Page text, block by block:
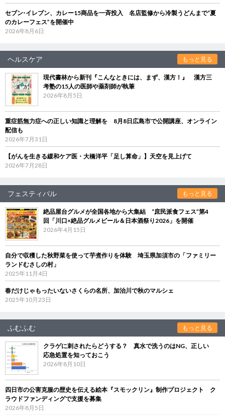
セブン‐イレブン、カレー15商品を一斉投入 名店監修から冷製うどんまで“夏
のカレーフェス”を開催中
2026年8月6日
ヘルスケア もっと見る
現代書林から新刊『こんなときには、まず、漢方！』 漢方三
考塾の15人の医師や薬剤師が執筆
2026年8月5日
重症筋無力症への正しい知識と理解を 8月8日広島市で公開講座、オンライン
配信も
2026年7月31日
【がんを生きる緩和ケア医・大橋洋平「足し算命」】天空を見上げて
2026年7月28日
フェスティバル もっと見る
絶品屋台グルメが全国各地から大集結 “庶民派食フェス”第4
回「川口×絶品グルメビール＆日本酒祭り2026」を開催
2026年4月15日
自分で収穫した秋野菜を使って芋煮作りを体験 埼玉県加須市の「ファミリー
ランドむさしの村」
2025年11月4日
春だけじゃもったいないさくらの名所、加治川で秋のマルシェ
2025年10月23日
ふむふむ もっと見る
クラゲに刺されたらどうする？ 真水で洗うのはNG、正しい
応急処置を知っておこう
2026年8月10日
四日市の公害克服の歴史を伝える絵本『スモックリン』制作プロジェクト ク
ラウドファンディングで支援を募集
2026年8月5日